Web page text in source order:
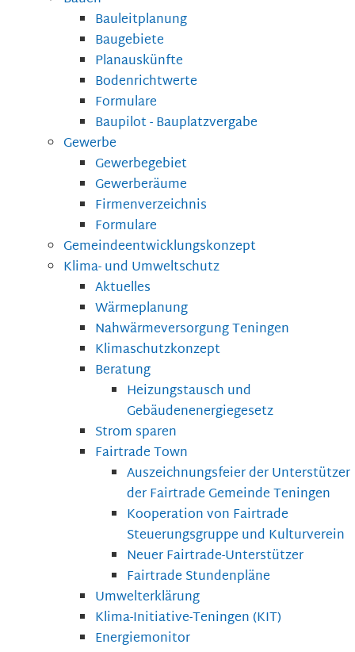
Bauleitplanung
Baugebiete
Planauskünfte
Bodenrichtwerte
Formulare
Baupilot - Bauplatzvergabe
Gewerbe
Gewerbegebiet
Gewerberäume
Firmenverzeichnis
Formulare
Gemeindeentwicklungskonzept
Klima- und Umweltschutz
Aktuelles
Wärmeplanung
Nahwärmeversorgung Teningen
Klimaschutzkonzept
Beratung
Heizungstausch und
Gebäudenenergiegesetz
Strom sparen
Fairtrade Town
Auszeichnungsfeier der Unterstützer
der Fairtrade Gemeinde Teningen
Kooperation von Fairtrade
Steuerungsgruppe und Kulturverein
Neuer Fairtrade-Unterstützer
Fairtrade Stundenpläne
Umwelterklärung
Klima-Initiative-Teningen (KIT)
Energiemonitor